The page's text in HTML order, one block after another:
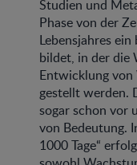
Studien und
Phase von der
Lebensjahres
bildet, in der die
Entwicklung
gestellt werden.
sogar schon vor
von Bedeutung.
1000 Tage“